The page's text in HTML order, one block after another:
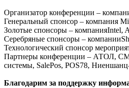
Организатор конференции –
Генеральный спонсор – компания
Золотые спонсоры – компанияIntel,
Серебряные спонсоры –
Технологический спонсор
Партнеры конференции – АТОЛ,
системы, SalePos, POS78,
Благодарим за поддержку